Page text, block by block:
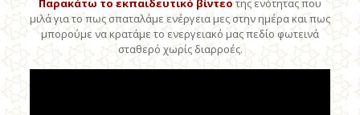
Παρακάτω το εκπαιδευτικό βίντεο της ενότητας που
μιλά για το πως σπαταλάμε ενέργεια μες στην ημέρα και πως
μπορούμε να κρατάμε το ενεργειακό μας πεδίο φωτεινά
σταθερό χωρίς διαρροές.